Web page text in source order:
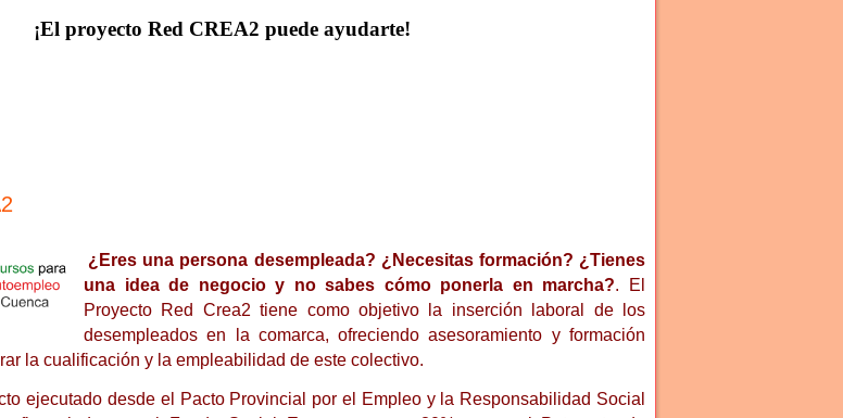
¡El proyecto Red CREA2 puede ayudarte!
¿Eres una persona desempleada? ¿Necesitas formación? ¿Tienes
una idea de negocio y no sabes cómo ponerla en marcha?. El
Proyecto Red Crea2 tiene como objetivo la inserción laboral de los
desempleados en la comarca, ofreciendo asesoramiento y formación
la cualificación y la empleabilidad de este colectivo.
ejecutado desde el Pacto Provincial por el Empleo y la Responsabilidad Social